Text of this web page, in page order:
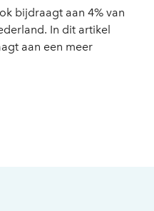
bijdraagt aan 4% van
In dit artikel
aan een meer